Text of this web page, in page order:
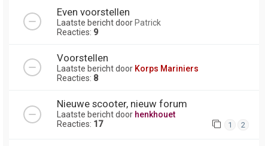
Even voorstellen
Laatste bericht door Patrick
Reacties: 9
Voorstellen
Laatste bericht door Korps Mariniers
Reacties: 8
Nieuwe scooter, nieuw forum
Laatste bericht door henkhouet
Reacties: 17 1 2